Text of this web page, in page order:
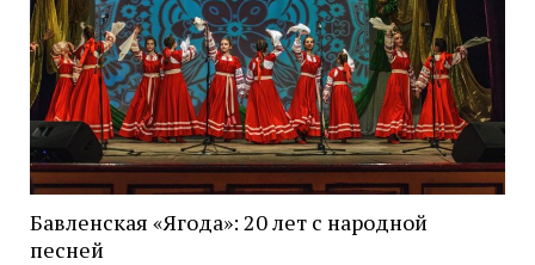
Бавленская «Ягода»: 20 лет с народной
песней